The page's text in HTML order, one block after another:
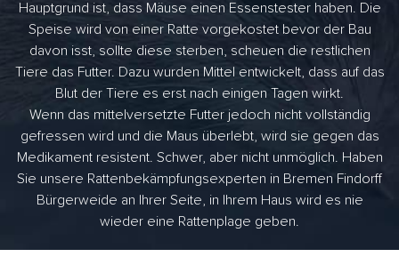
Hauptgrund ist, dass Mäuse einen Essenstester haben. Die
Speise wird von einer Ratte vorgekostet bevor der Bau
davon isst, sollte diese sterben, scheuen die restlichen
Tiere das Futter. Dazu wurden Mittel entwickelt, dass auf das
Blut der Tiere es erst nach einigen Tagen wirkt.
Wenn das mittelversetzte Futter jedoch nicht vollständig
gefressen wird und die Maus überlebt, wird sie gegen das
Medikament resistent. Schwer, aber nicht unmöglich. Haben
Sie unsere Rattenbekämpfungsexperten in Bremen Findorff
Bürgerweide an Ihrer Seite, in Ihrem Haus wird es nie
wieder eine Rattenplage geben.